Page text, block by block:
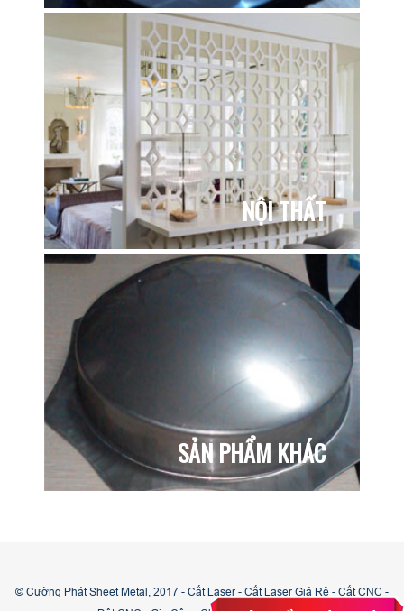
NỘI THẤT
SẢN PHẨM KHÁC
© Cường Phát Sheet Metal, 2017 - Cắt Laser - Cắt Laser Giá Rẻ - Cắt CNC -